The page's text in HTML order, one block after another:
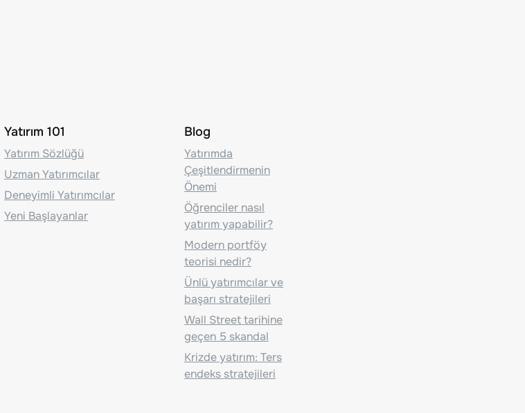
Yatırım 101
Yatırım Sözlüğü
Uzman Yatırımcılar
Deneyimli Yatırımcılar
Yeni Başlayanlar
Blog
Yatırımda
Çeşitlendirmenin
Önemi
Öğrenciler nasıl
yatırım yapabilir?
Modern portföy
teorisi nedir?
Ünlü yatırımcılar ve
başarı stratejileri
Wall Street tarihine
geçen 5 skandal
Krizde yatırım: Ters
endeks stratejileri